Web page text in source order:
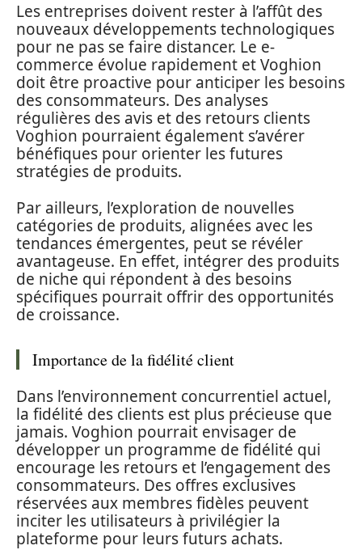
Les entreprises doivent rester à l’affût des
nouveaux développements technologiques
pour ne pas se faire distancer. Le e-
commerce évolue rapidement et Voghion
doit être proactive pour anticiper les besoins
des consommateurs. Des analyses
régulières des avis et des retours clients
Voghion pourraient également s’avérer
bénéfiques pour orienter les futures
stratégies de produits.
Par ailleurs, l’exploration de nouvelles
catégories de produits, alignées avec les
tendances émergentes, peut se révéler
avantageuse. En effet, intégrer des produits
de niche qui répondent à des besoins
spécifiques pourrait offrir des opportunités
de croissance.
Importance de la fidélité client
Dans l’environnement concurrentiel actuel,
la fidélité des clients est plus précieuse que
jamais. Voghion pourrait envisager de
développer un programme de fidélité qui
encourage les retours et l’engagement des
consommateurs. Des offres exclusives
réservées aux membres fidèles peuvent
inciter les utilisateurs à privilégier la
plateforme pour leurs futurs achats.